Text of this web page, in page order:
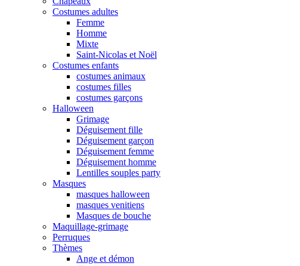
Costumes adultes
Femme
Homme
Mixte
Saint-Nicolas et Noël
Costumes enfants
costumes animaux
costumes filles
costumes garçons
Halloween
Grimage
Déguisement fille
Déguisement garçon
Déguisement femme
Déguisement homme
Lentilles souples party
Masques
masques halloween
masques venitiens
Masques de bouche
Maquillage-grimage
Perruques
Thèmes
Ange et démon